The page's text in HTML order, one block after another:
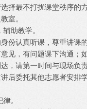
择最不打扰课堂秩序的
室。
助教学。
份认真听课，尊重讲课
见，有问题课下沟通；
，请第一时间与现场负
后委托其他志愿者安排
。